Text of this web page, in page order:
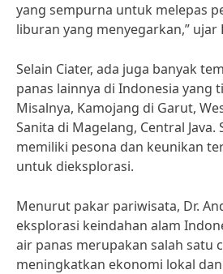
yang sempurna untuk melepas
liburan yang menyegarkan,” ujar
Selain Ciater, ada juga banyak
panas lainnya di Indonesia yang
Misalnya, Kamojang di Garut,
Sanita di Magelang, Central
memiliki pesona dan keunikan
untuk dieksplorasi.
Menurut pakar pariwisata, Dr.
eksplorasi keindahan alam
air panas merupakan salah satu
meningkatkan ekonomi lokal